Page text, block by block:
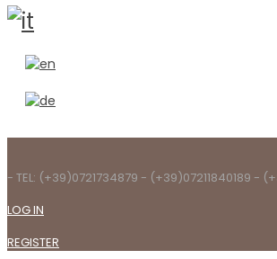
- TEL: (+39)0721734879 - (+39)07211840189 -
LOG IN
REGISTER